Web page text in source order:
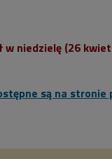
niedzielę (26
są na stronie